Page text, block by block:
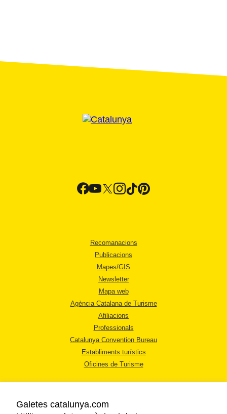
Recomanacions
Publicacions
Mapes/GIS
Newsletter
Mapa web
Agència Catalana de Turisme
Afiliacions
Professionals
Catalunya Convention Bureau
Establiments turístics
Oficines de Turisme
Galetes catalunya.com